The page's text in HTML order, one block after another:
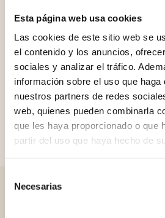
Esta página web usa cookies
Las cookies de este sitio web se
el contenido y los anuncios,
sociales y analizar el tráfico.
información sobre el uso que haga
nuestros partners de redes
web, quienes pueden combinarla
que les haya proporcionado o que
partir del uso que haya hecho de
Necesarias
Abanico en madera de limba, con
estampada. Detalle de pompón con
TAMAÑO 23x42 cm.
Único